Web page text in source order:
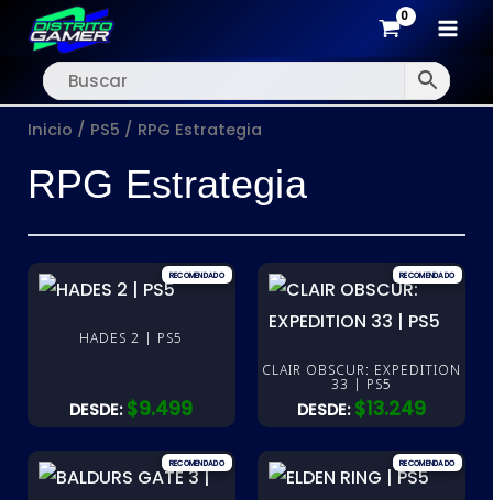
al
contenido
Inicio / PS5 / RPG Estrategia
RPG Estrategia
HADES 2 | PS5
DESDE: $9.499
CLAIR OBSCUR: EXPEDITION
33 | PS5
DESDE: $13.249